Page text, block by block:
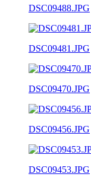
DSC09488.JPG
DSC09481.JPG
DSC09470.JPG
DSC09456.JPG
DSC09453.JPG